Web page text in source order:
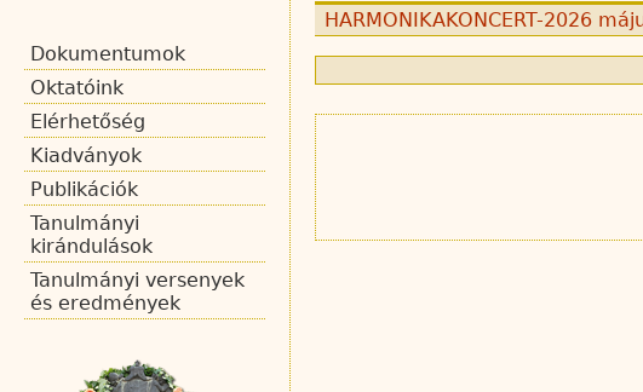
HARMONIKAKONCERT-2026
Dokumentumok
Oktatóink
Elérhetőség
Kiadványok
Publikációk
Tanulmányi
kirándulások
Tanulmányi versenyek
és eredmények